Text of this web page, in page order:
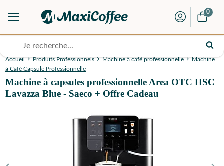
0
Accueil Produits Professionnels Machine à café professionnelle
Machine
à Café Capsule Professionnelle
Machine à capsules professionnelle Area OTC HSC
Lavazza Blue - Saeco + Offre Cadeau